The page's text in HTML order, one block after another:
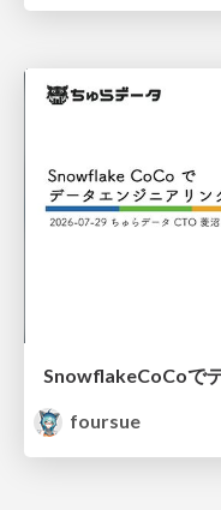
SnowflakeCoCoで
foursue